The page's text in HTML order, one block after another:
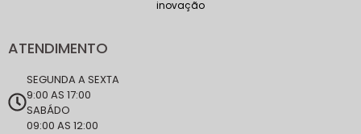
inovação
ATENDIMENTO
SEGUNDA A SEXTA
9:00 AS 17:00
SABÁDO
09:00 AS 12:00